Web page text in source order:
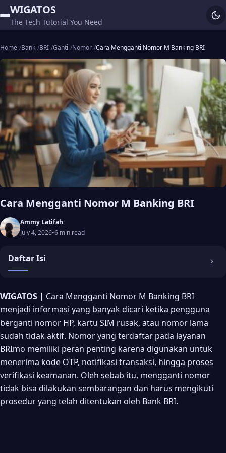
WIGATOS
The Tech Tutorial You Need
Home Bank BRI Ganti Nomor Cara Mengganti Nomor M Banking BRI
Cara Mengganti Nomor M Banking BRI
Ammy Latifah
July 4, 2026•6 min read
Daftar Isi
Kenapa Harus Mengganti Nomor M Banking BRI? 🔄
Syarat Mengganti Nomor M Banking BRI 📝
Cara Mengganti Nomor M Banking BRI Melalui Kantor
Cabang 🏦
Langkah-langkahnya:
Cara Mengganti Nomor M Banking BRI Lewat ATM 🏧
Cara Mengganti Nomor M Banking BRI Melalui Internet
Banking 💻
WIGATOS | Cara Mengganti Nomor M Banking BRI
menjadi informasi yang banyak dicari ketika pengguna
berganti nomor HP, kartu SIM rusak, atau nomor lama
sudah tidak aktif. Nomor yang terdaftar pada layanan
BRImo memiliki peran penting karena digunakan untuk
menerima kode OTP, notifikasi transaksi, hingga proses
verifikasi keamanan. Oleh sebab itu, mengganti nomor
tidak bisa dilakukan sembarangan dan harus mengikuti
prosedur yang telah ditentukan oleh Bank BRI.